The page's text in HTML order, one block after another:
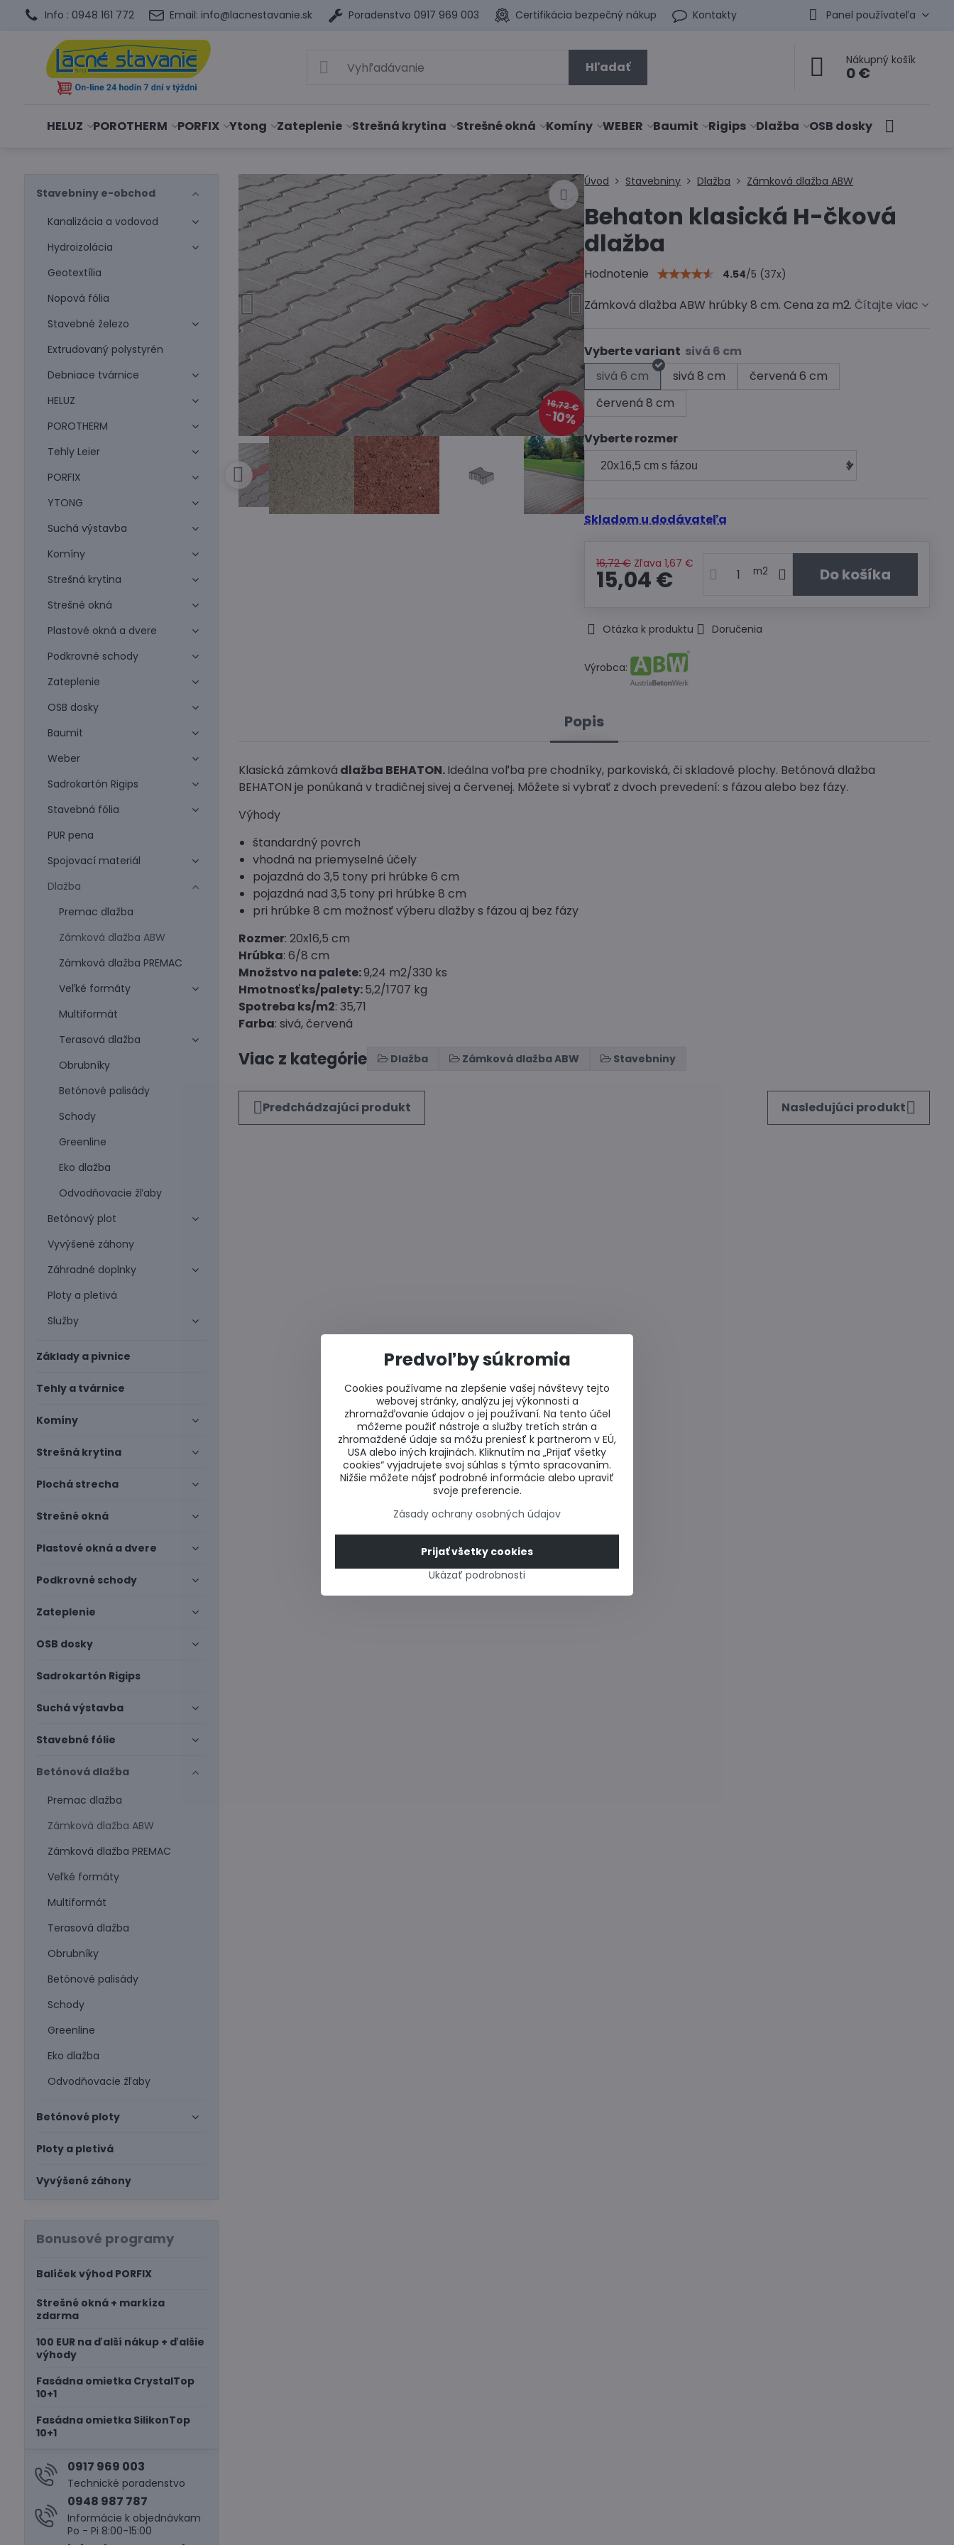
Info : 0948 161 772 Email: info@lacnestavanie.sk Poradenstvo 0917 969 003 Certifikácia bezpečný nákup Kontakty Panel používateľa
Hľadať Nákupný košík
0 €
HELUZ POROTHERM PORFIX Ytong Zateplenie Strešná krytina Strešné okná Komíny WEBER Baumit Rigips Dlažba OSB dosky
16,72 €
10%
Úvod Stavebniny Dlažba Zámková dlažba ABW
Behaton klasická H-čková
dlažba
Hodnotenie 4.54/5 (37x)
Zámková dlažba ABW hrúbky 8 cm. Cena za m2.Čítajte viac
Vyberte variant
sivá 6 cm
sivá 8 cm
červená 6 cm
červená 8 cm
Vyberte rozmer
Skladom u dodávateľa
16,72 € Zľava 1,67 €
15,04 € m2 Do košíka
Otázka k produktu Doručenia
Výrobca:
Popis
Klasická zámková dlažba BEHATON.Ideálna voľba pre chodníky, parkoviská, či skladové plochy. Betónová dlažba
BEHATON je ponúkaná v tradičnej sivej a červenej. Môžete si vybrať z dvoch prevedení: s fázou alebo bez fázy.
Výhody
štandardný povrch
vhodná na priemyselné účely
pojazdná do 3,5 tony pri hrúbke 6 cm
pojazdná nad 3,5 tony pri hrúbke 8 cm
pri hrúbke 8 cm možnosť výberu dlažby s fázou aj bez fázy
Rozmer: 20x16,5 cm
Hrúbka: 6/8 cm
Množstvo na palete:9,24 m2/330 ks
Hmotnosť ks/palety:5,2/1707 kg
Spotreba ks/m2: 35,71
Farba: sivá, červená
Viac z kategórie Dlažba Zámková dlažba ABW Stavebniny
Predchádzajúci produkt Nasledujúci produkt
Stavebniny e-obchod
Kanalizácia a vodovod
Hydroizolácia
Geotextília
Nopová fólia
Stavebné železo
Extrudovaný polystyrén
Debniace tvárnice
HELUZ
POROTHERM
Tehly Leier
PORFIX
YTONG
Suchá výstavba
Komíny
Strešná krytina
Strešné okná
Plastové okná a dvere
Podkrovné schody
Zateplenie
OSB dosky
Baumit
Weber
Sadrokartón Rigips
Stavebná fólia
PUR pena
Spojovací materiál
Dlažba
Premac dlažba
Zámková dlažba ABW
Zámková dlažba PREMAC
Veľké formáty
Multiformát
Terasová dlažba
Obrubníky
Betónové palisády
Schody
Greenline
Eko dlažba
Odvodňovacie žľaby
Betónový plot
Vyvýšené záhony
Záhradné doplnky
Ploty a pletivá
Služby
Základy a pivnice
Tehly a tvárnice
Komíny
Strešná krytina
Plochá strecha
Strešné okná
Plastové okná a dvere
Podkrovné schody
Zateplenie
OSB dosky
Sadrokartón Rigips
Suchá výstavba
Stavebné fólie
Betónová dlažba
Premac dlažba
Zámková dlažba ABW
Zámková dlažba PREMAC
Veľké formáty
Multiformát
Terasová dlažba
Obrubníky
Betónové palisády
Schody
Greenline
Eko dlažba
Odvodňovacie žľaby
Betónové ploty
Ploty a pletivá
Vyvýšené záhony
Bonusové programy
Balíček výhod PORFIX
Strešné okná + markíza
zdarma
100 EUR na ďalší nákup + ďalšie
výhody
Fasádna omietka CrystalTop
10+1
Fasádna omietka SilikonTop
10+1
0917 969 003
Technické poradenstvo
0948 987 787
Informácie k objednávkam
Po - Pi 8:00-15:00
Predvoľby súkromia
Cookies používame na zlepšenie vašej návštevy tejto
webovej stránky, analýzu jej výkonnosti a
zhromažďovanie údajov o jej používaní. Na tento účel
môžeme použiť nástroje a služby tretích strán a
zhromaždené údaje sa môžu preniesť k partnerom v EÚ,
USA alebo iných krajinách. Kliknutím na „Prijať všetky
cookies“ vyjadrujete svoj súhlas s týmto spracovaním.
Nižšie môžete nájsť podrobné informácie alebo upraviť
svoje preferencie.
Zásady ochrany osobných údajov
Ukázať podrobnosti
Prijať všetky cookies